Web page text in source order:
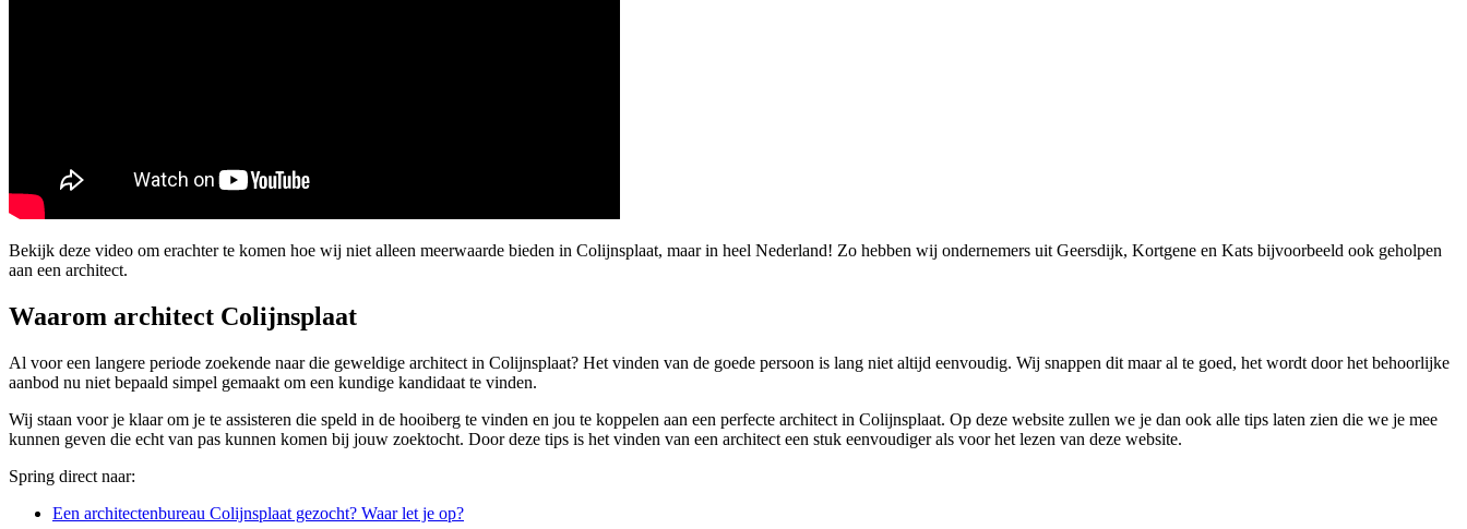
Bekijk deze video om erachter te komen hoe wij niet alleen meerwaarde bieden in Colijnsplaat, maar in heel Nederland! Zo hebben wij ondernemers uit Geersdijk, Kortgene en Kats bijvoorbeeld ook geholpen
aan een architect.
Waarom architect Colijnsplaat
Al voor een langere periode zoekende naar die geweldige architect in Colijnsplaat? Het vinden van de goede persoon is lang niet altijd eenvoudig. Wij snappen dit maar al te goed, het wordt door het behoorlijke
aanbod nu niet bepaald simpel gemaakt om een kundige kandidaat te vinden.
Wij staan voor je klaar om je te assisteren die speld in de hooiberg te vinden en jou te koppelen aan een perfecte architect in Colijnsplaat. Op deze website zullen we je dan ook alle tips laten zien die we je mee
kunnen geven die echt van pas kunnen komen bij jouw zoektocht. Door deze tips is het vinden van een architect een stuk eenvoudiger als voor het lezen van deze website.
Spring direct naar:
Een architectenbureau Colijnsplaat gezocht? Waar let je op?